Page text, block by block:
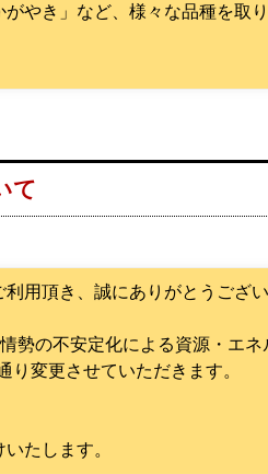
やき」など、様々な品種を取
て
用頂き、誠にありがとうござい
勢の不安定化による資源・エ
変更させていただきます。
たします。